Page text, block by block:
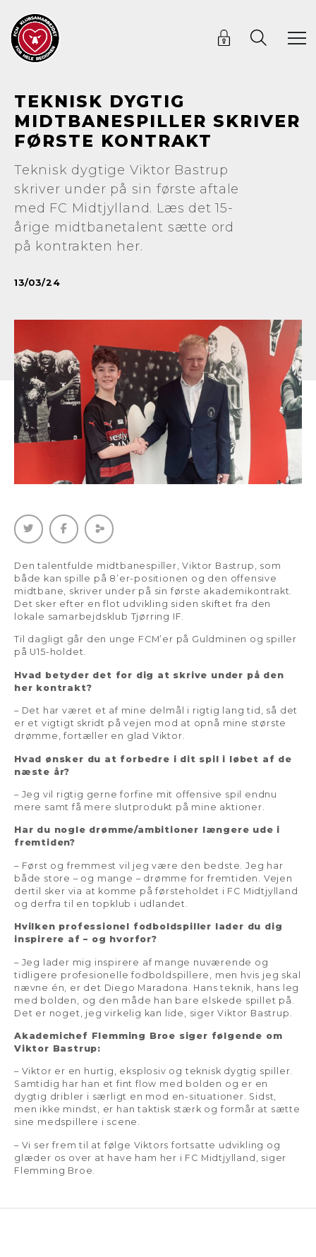
TEKNISK DYGTIG
MIDTBANESPILLER SKRIVER
FØRSTE KONTRAKT
Teknisk dygtige Viktor Bastrup
skriver under på sin første aftale
med FC Midtjylland. Læs det 15-
årige midtbanetalent sætte ord
på kontrakten her.
13/03/24
Den talentfulde midtbanespiller, Viktor Bastrup, som
både kan spille på 8’er-positionen og den offensive
midtbane, skriver under på sin første akademikontrakt.
Det sker efter en flot udvikling siden skiftet fra den
lokale samarbejdsklub Tjørring IF.
Til dagligt går den unge FCM’er på Guldminen og spiller
på U15-holdet.
Hvad betyder det for dig at skrive under på den
her kontrakt?
– Det har været et af mine delmål i rigtig lang tid, så det
er et vigtigt skridt på vejen mod at opnå mine største
drømme, fortæller en glad Viktor.
Hvad ønsker du at forbedre i dit spil i løbet af de
næste år?
– Jeg vil rigtig gerne forfine mit offensive spil endnu
mere samt få mere slutprodukt på mine aktioner.
Har du nogle drømme/ambitioner længere ude i
fremtiden?
– Først og fremmest vil jeg være den bedste. Jeg har
både store – og mange – drømme for fremtiden. Vejen
dertil sker via at komme på førsteholdet i FC Midtjylland
og derfra til en topklub i udlandet.
Hvilken professionel fodboldspiller lader du dig
inspirere af – og hvorfor?
– Jeg lader mig inspirere af mange nuværende og
tidligere profesionelle fodboldspillere, men hvis jeg skal
nævne én, er det Diego Maradona. Hans teknik, hans leg
med bolden, og den måde han bare elskede spillet på.
Det er noget, jeg virkelig kan lide, siger Viktor Bastrup.
Akademichef Flemming Broe siger følgende om
Viktor Bastrup:
– Viktor er en hurtig, eksplosiv og teknisk dygtig spiller.
Samtidig har han et fint flow med bolden og er en
dygtig dribler i særligt en mod en-situationer. Sidst,
men ikke mindst, er han taktisk stærk og formår at sætte
sine medspillere i scene.
– Vi ser frem til at følge Viktors fortsatte udvikling og
glæder os over at have ham her i FC Midtjylland, siger
Flemming Broe.